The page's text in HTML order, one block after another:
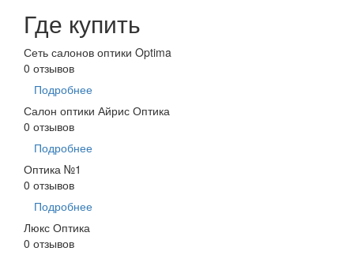
Где купить
Сеть салонов оптики Optima
0 отзывов
Подробнее
Салон оптики Айрис Оптика
0 отзывов
Подробнее
Оптика №1
0 отзывов
Подробнее
Люкс Оптика
0 отзывов